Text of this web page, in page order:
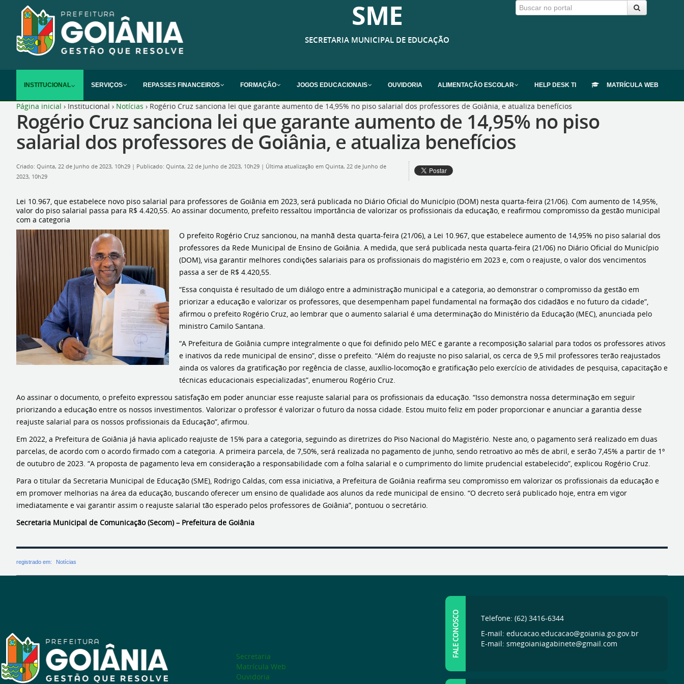
SME
SECRETARIA MUNICIPAL DE EDUCAÇÃO
INSTITUCIONAL SERVIÇOS REPASSES FINANCEIROS FORMAÇÃO JOGOS EDUCACIONAIS OUVIDORIA ALIMENTAÇÃO ESCOLAR HELP DESK TI MATRÍCULA WEB
Página inicial › Institucional › Notícias › Rogério Cruz sanciona lei que garante aumento de 14,95% no piso salarial dos professores de Goiânia, e atualiza benefícios
Rogério Cruz sanciona lei que garante aumento de 14,95% no piso
salarial dos professores de Goiânia, e atualiza benefícios
Criado: Quinta, 22 de Junho de 2023, 10h29 | Publicado: Quinta, 22 de Junho de 2023, 10h29 | Última atualização em Quinta, 22 de Junho de
2023, 10h29
Lei 10.967, que estabelece novo piso salarial para professores de Goiânia em 2023, será publicada no Diário Oficial do Município (DOM) nesta quarta-feira (21/06). Com aumento de 14,95%,
valor do piso salarial passa para R$ 4.420,55. Ao assinar documento, prefeito ressaltou importância de valorizar os profissionais da educação, e reafirmou compromisso da gestão municipal
com a categoria
O prefeito Rogério Cruz sancionou, na manhã desta quarta-feira (21/06), a Lei 10.967, que estabelece aumento de 14,95% no piso salarial dos
professores da Rede Municipal de Ensino de Goiânia. A medida, que será publicada nesta quarta-feira (21/06) no Diário Oficial do Município
(DOM), visa garantir melhores condições salariais para os profissionais do magistério em 2023 e, com o reajuste, o valor dos vencimentos
passa a ser de R$ 4.420,55.
“Essa conquista é resultado de um diálogo entre a administração municipal e a categoria, ao demonstrar o compromisso da gestão em
priorizar a educação e valorizar os professores, que desempenham papel fundamental na formação dos cidadãos e no futuro da cidade”,
afirmou o prefeito Rogério Cruz, ao lembrar que o aumento salarial é uma determinação do Ministério da Educação (MEC), anunciada pelo
ministro Camilo Santana.
“A Prefeitura de Goiânia cumpre integralmente o que foi definido pelo MEC e garante a recomposição salarial para todos os professores ativos
e inativos da rede municipal de ensino”, disse o prefeito. “Além do reajuste no piso salarial, os cerca de 9,5 mil professores terão reajustados
ainda os valores da gratificação por regência de classe, auxílio-locomoção e gratificação pelo exercício de atividades de pesquisa, capacitação e
técnicas educacionais especializadas”, enumerou Rogério Cruz.
Ao assinar o documento, o prefeito expressou satisfação em poder anunciar esse reajuste salarial para os profissionais da educação. “Isso demonstra nossa determinação em seguir
priorizando a educação entre os nossos investimentos. Valorizar o professor é valorizar o futuro da nossa cidade. Estou muito feliz em poder proporcionar e anunciar a garantia desse
reajuste salarial para os nossos profissionais da Educação”, afirmou.
Em 2022, a Prefeitura de Goiânia já havia aplicado reajuste de 15% para a categoria, seguindo as diretrizes do Piso Nacional do Magistério. Neste ano, o pagamento será realizado em duas
parcelas, de acordo com o acordo firmado com a categoria. A primeira parcela, de 7,50%, será realizada no pagamento de junho, sendo retroativo ao mês de abril, e serão 7,45% a partir de 1º
de outubro de 2023. “A proposta de pagamento leva em consideração a responsabilidade com a folha salarial e o cumprimento do limite prudencial estabelecido”, explicou Rogério Cruz.
Para o titular da Secretaria Municipal de Educação (SME), Rodrigo Caldas, com essa iniciativa, a Prefeitura de Goiânia reafirma seu compromisso em valorizar os profissionais da educação e
em promover melhorias na área da educação, buscando oferecer um ensino de qualidade aos alunos da rede municipal de ensino. “O decreto será publicado hoje, entra em vigor
imediatamente e vai garantir assim o reajuste salarial tão esperado pelos professores de Goiânia”, pontuou o secretário.
Secretaria Municipal de Comunicação (Secom) – Prefeitura de Goiânia
registrado em: Notícias
Secretaria
Matrícula Web
Ouvidoria
FALE CONOSCO
Telefone: (62) 3416-6344
E-mail: educacao.educacao@goiania.go.gov.br
E-mail: smegoianiagabinete@gmail.com